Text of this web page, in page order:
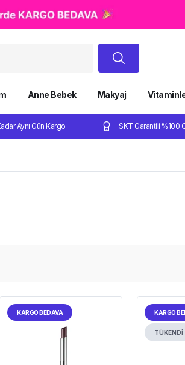
Anne Bebek Makyaj
Aynı Gün Kargo SKT Garantili %100
KARGO BEDAVA KARGO
TÜKENDİ